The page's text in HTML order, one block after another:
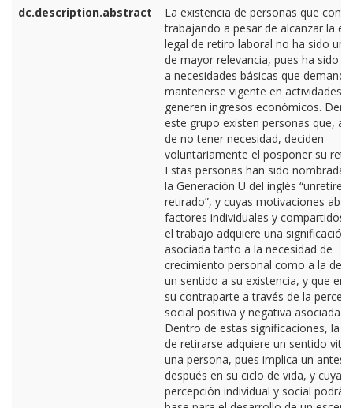
dc.description.abstract
La existencia de personas que
trabajando a pesar de alcanzar la
legal de retiro laboral no ha sido un
de mayor relevancia, pues ha sido
a necesidades básicas que
mantenerse vigente en actividades
generen ingresos económicos.
este grupo existen personas que, a
de no tener necesidad, deciden
voluntariamente el posponer su
Estas personas han sido
la Generación U del inglés
retirado”, y cuyas motivaciones
factores individuales y compartidos,
el trabajo adquiere una significación
asociada tanto a la necesidad de
crecimiento personal como a la de
un sentido a su existencia, y que
su contraparte a través de la
social positiva y negativa asociada
Dentro de estas significaciones, la
de retirarse adquiere un sentido
una persona, pues implica un antes
después en su ciclo de vida, y cuya
percepción individual y social podrá